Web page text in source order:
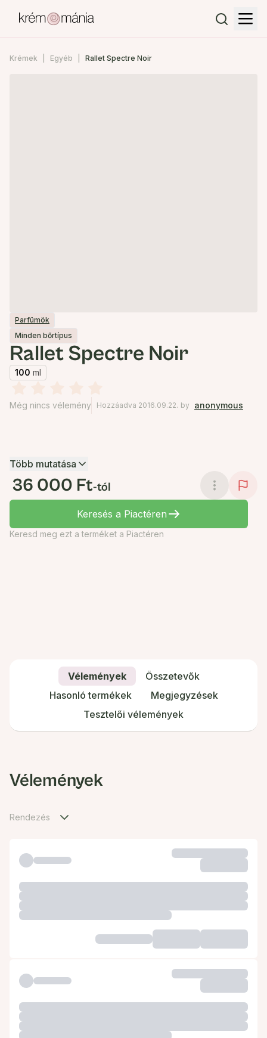
Krémek Egyéb Rallet Spectre Noir
Parfümök
Minden bőrtípus
Rallet Spectre Noir
100 ml
Még nincs vélemény Hozzáadva 2016.09.22. by anonymous
Több mutatása
36 000 Ft-tól
Keresés a Piactéren
Keresd meg ezt a terméket a Piactéren
Vélemények
Összetevők
Hasonló termékek
Megjegyzések
Tesztelői vélemények
Vélemények
Rendezés